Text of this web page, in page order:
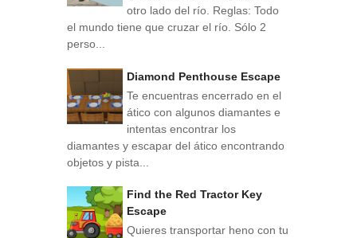
otro lado del río. Reglas: Todo
el mundo tiene que cruzar el río. Sólo 2
perso...
Diamond Penthouse Escape
Te encuentras encerrado en el
ático con algunos diamantes e
intentas encontrar los
diamantes y escapar del ático encontrando
objetos y pista...
Find the Red Tractor Key
Escape
Quieres transportar heno con tu